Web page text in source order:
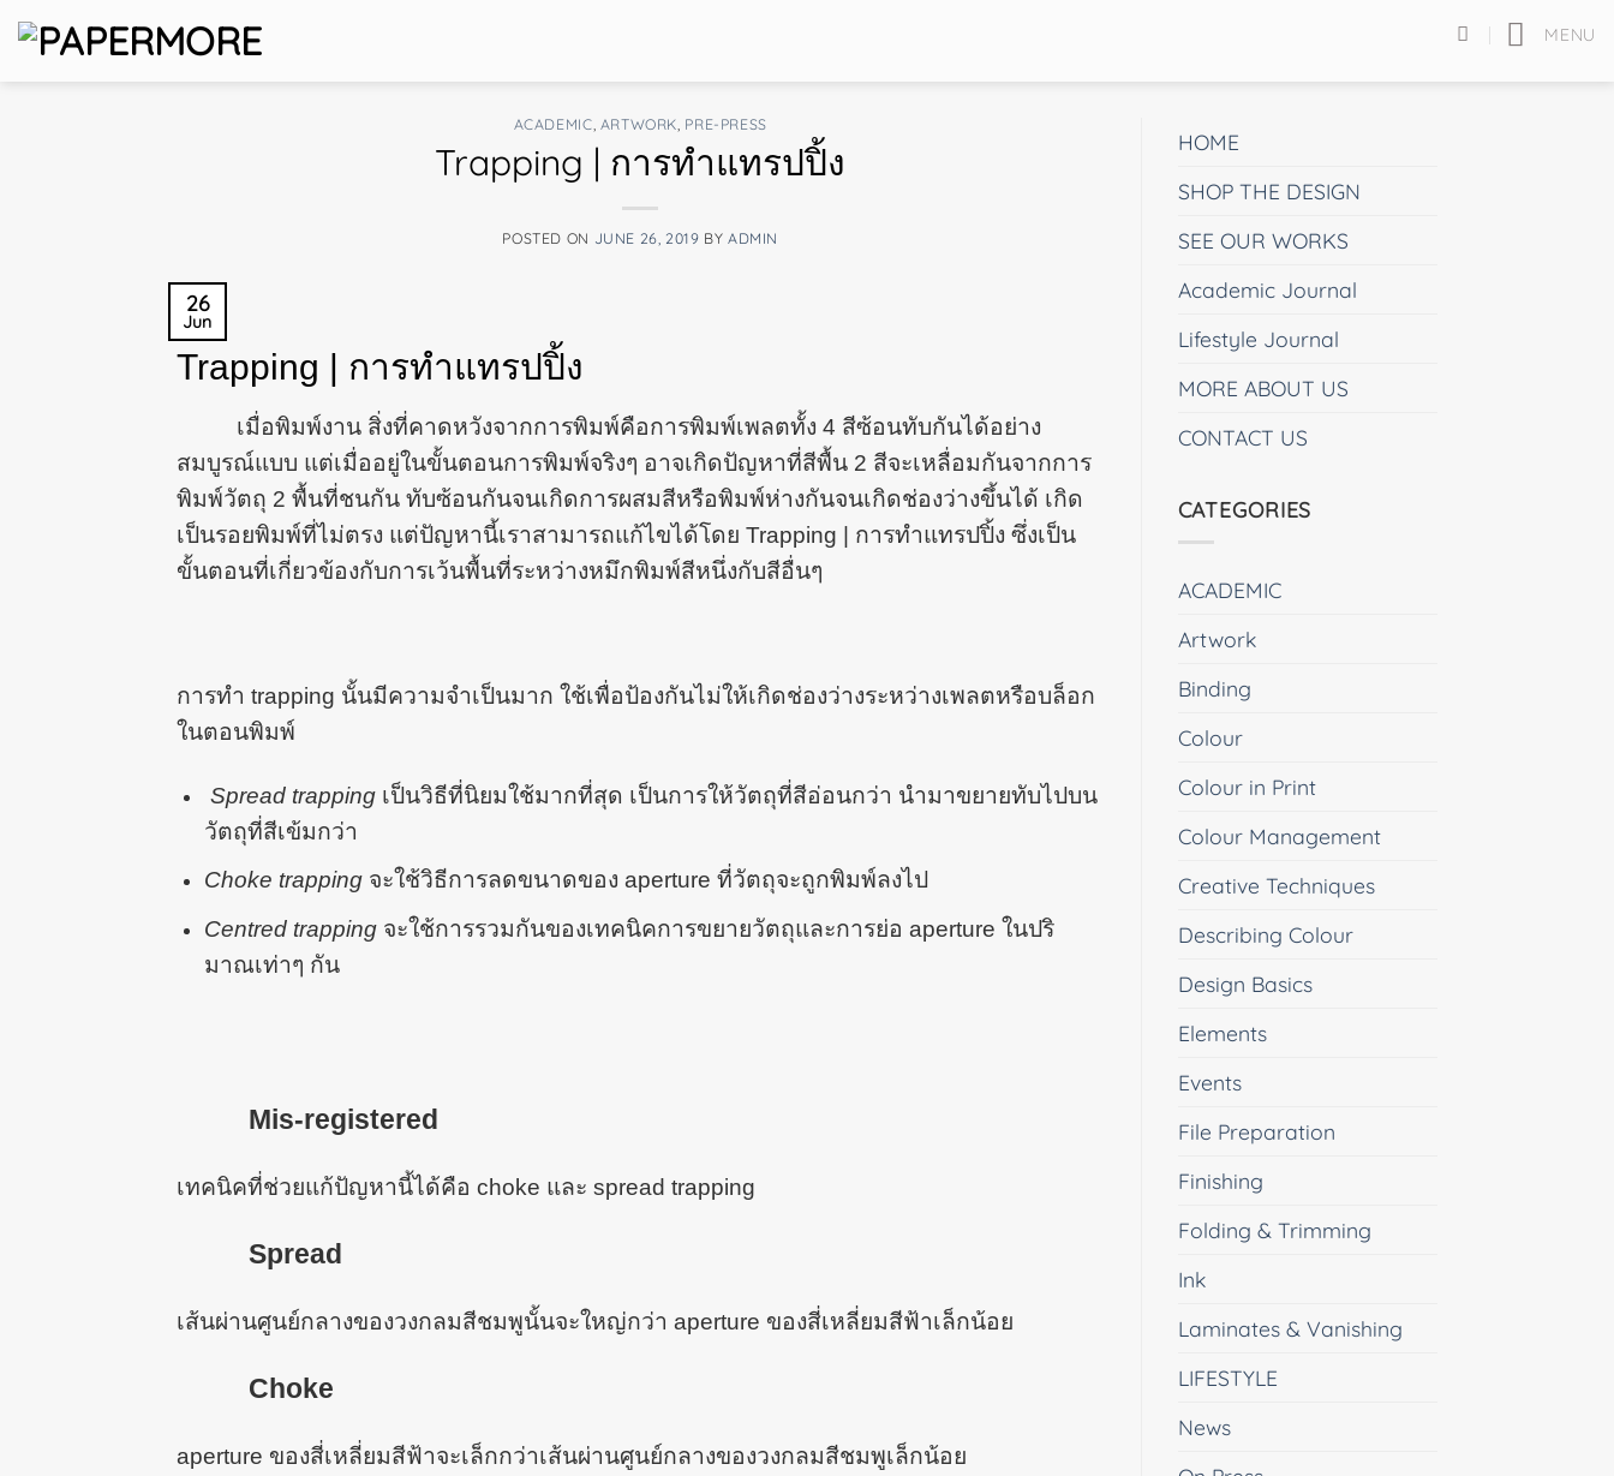
Skip
to
content
MENU
ACADEMIC, ARTWORK, PRE-PRESS
Trapping | การทำแทรปปิ้ง
POSTED ON JUNE 26, 2019 BYADMIN
26
Jun
Trapping | การทำแทรปปิ้ง
เมื่อพิมพ์งาน สิ่งที่คาดหวังจากการพิมพ์คือการพิมพ์เพลตทั้ง 4 สีซ้อนทับกันได้อย่าง
สมบูรณ์แบบ แต่เมื่ออยู่ในขั้นตอนการพิมพ์จริงๆ อาจเกิดปัญหาที่สีพื้น 2 สีจะเหลื่อมกันจากการ
พิมพ์วัตถุ 2 พื้นที่ชนกัน ทับซ้อนกันจนเกิดการผสมสีหรือพิมพ์ห่างกันจนเกิดช่องว่างขึ้นได้ เกิด
เป็นรอยพิมพ์ที่ไม่ตรง แต่ปัญหานี้เราสามารถแก้ไขได้โดย Trapping | การทำแทรปปิ้ง ซึ่งเป็น
ขั้นตอนที่เกี่ยวข้องกับการเว้นพื้นที่ระหว่างหมึกพิมพ์สีหนึ่งกับสีอื่นๆ
การทำ trapping นั้นมีความจำเป็นมาก ใช้เพื่อป้องกันไม่ให้เกิดช่องว่างระหว่างเพลตหรือบล็อก
ในตอนพิมพ์
Spread trappingเป็นวิธีที่นิยมใช้มากที่สุด เป็นการให้วัตถุที่สีอ่อนกว่า นำมาขยายทับไปบน
วัตถุที่สีเข้มกว่า
Choke trappingจะใช้วิธีการลดขนาดของ aperture ที่วัตถุจะถูกพิมพ์ลงไป
Centred trappingจะใช้การรวมกันของเทคนิคการขยายวัตถุและการย่อ aperture ในปริ
มาณเท่าๆ กัน
Mis-registered
เทคนิคที่ช่วยแก้ปัญหานี้ได้คือ choke และ spread trapping
Spread
เส้นผ่านศูนย์กลางของวงกลมสีชมพูนั้นจะใหญ่กว่า aperture ของสี่เหลี่ยมสีฟ้าเล็กน้อย
Choke
aperture ของสี่เหลี่ยมสีฟ้าจะเล็กกว่าเส้นผ่านศูนย์กลางของวงกลมสีชมพูเล็กน้อย
HOME
SHOP THE DESIGN
SEE OUR WORKS
Academic Journal
Lifestyle Journal
MORE ABOUT US
CONTACT US
CATEGORIES
ACADEMIC
Artwork
Binding
Colour
Colour in Print
Colour Management
Creative Techniques
Describing Colour
Design Basics
Elements
Events
File Preparation
Finishing
Folding & Trimming
Ink
Laminates & Vanishing
LIFESTYLE
News